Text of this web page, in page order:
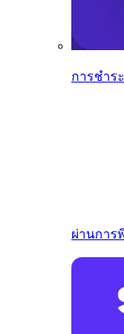
การชำร
ผ่านการ